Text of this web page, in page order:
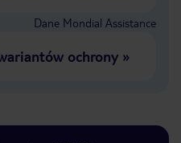
Dane Mondial Assistance
ochrony»